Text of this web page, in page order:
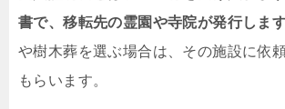
書で、移転先の霊園や寺院が発行します
や樹木葬を選ぶ場合は、その施設に依
もらいます。